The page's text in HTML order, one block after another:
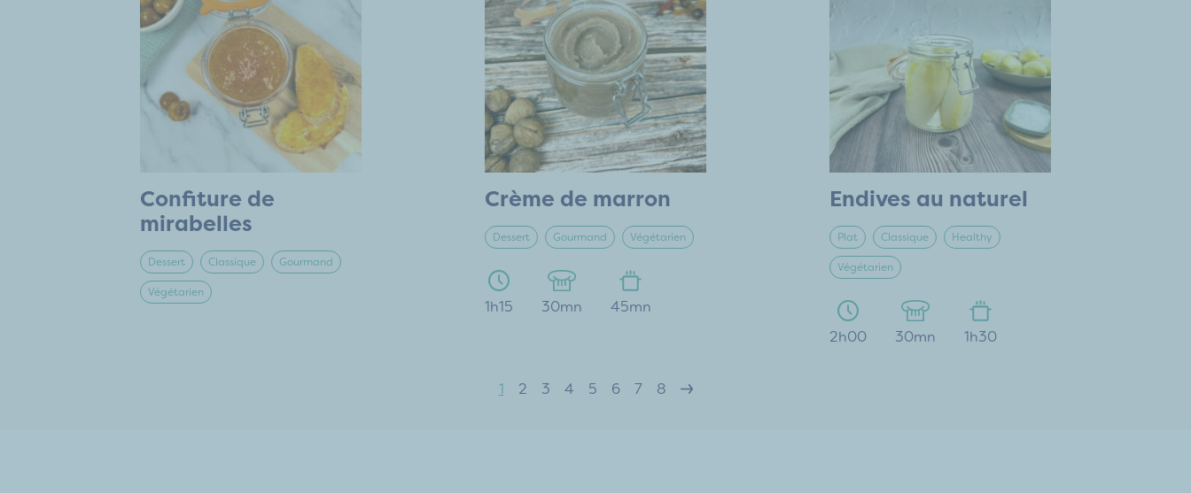
Confiture de
mirabelles
Dessert Classique Gourmand
Végétarien
Crème de marron
Dessert Gourmand Végétarien
1h15 30mn 45mn
Endives au naturel
Plat Classique Healthy
Végétarien
2h00 30mn 1h30
1 2 3 4 5 6 7 8